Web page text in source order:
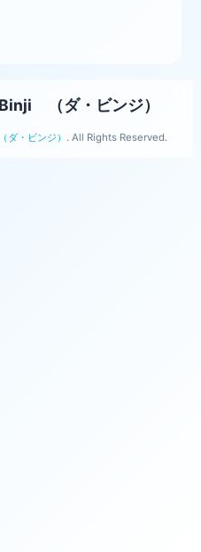
（ダ・ビンジ）
・ビンジ） . All Rights Reserved.